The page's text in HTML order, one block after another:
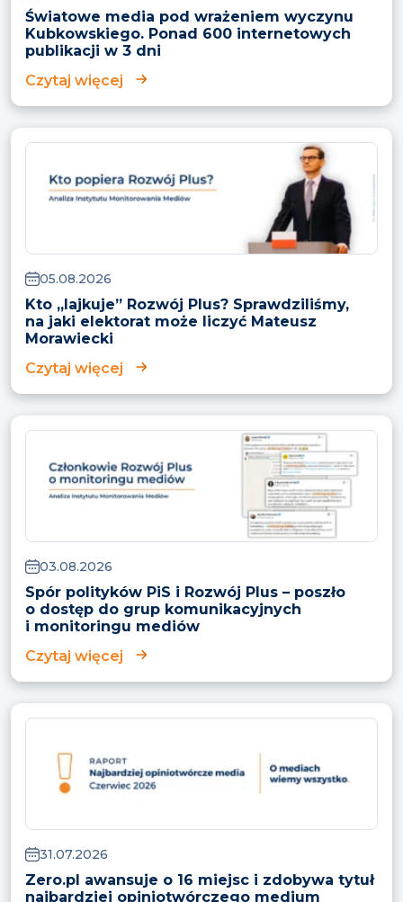
Światowe media pod wrażeniem wyczynu
Kubkowskiego. Ponad 600 internetowych
publikacji w 3 dni
Czytaj więcej
05.08.2026
Kto „lajkuje” Rozwój Plus? Sprawdziliśmy,
na jaki elektorat może liczyć Mateusz
Morawiecki
Czytaj więcej
03.08.2026
Spór polityków PiS i Rozwój Plus – poszło
o dostęp do grup komunikacyjnych
i monitoringu mediów
Czytaj więcej
31.07.2026
Zero.pl awansuje o 16 miejsc i zdobywa tytuł
najbardziej opiniotwórczego medium